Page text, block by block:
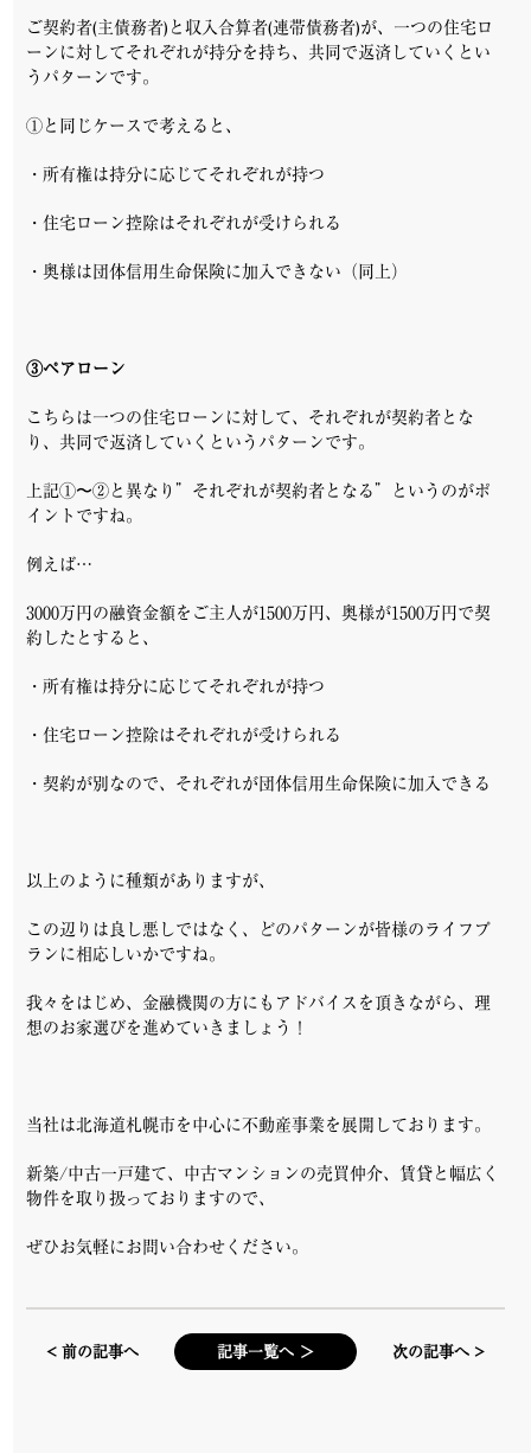
ご契約者(主債務者)と収入合算者(連帯債務者)が、一つの住宅ロ
ーンに対してそれぞれが持分を持ち、共同で返済していくとい
うパターンです。
①と同じケースで考えると、
・所有権は持分に応じてそれぞれが持つ
・住宅ローン控除はそれぞれが受けられる
・奥様は団体信用生命保険に加入できない（同上）
③ペアローン
こちらは一つの住宅ローンに対して、それぞれが契約者とな
り、共同で返済していくというパターンです。
上記①〜②と異なり”それぞれが契約者となる”というのがポ
イントですね。
例えば…
3000万円の融資金額をご主人が1500万円、奥様が1500万円で契
約したとすると、
・所有権は持分に応じてそれぞれが持つ
・住宅ローン控除はそれぞれが受けられる
・契約が別なので、それぞれが団体信用生命保険に加入できる
以上のように種類がありますが、
この辺りは良し悪しではなく、どのパターンが皆様のライフプ
ランに相応しいかですね。
我々をはじめ、金融機関の方にもアドバイスを頂きながら、理
想のお家選びを進めていきましょう！
当社は北海道札幌市を中心に不動産事業を展開しております。
新築/中古一戸建て、中古マンションの売買仲介、賃貸と幅広く
物件を取り扱っておりますので、
ぜひお気軽にお問い合わせください。
< 前の記事へ 記事一覧へ ＞ 次の記事へ >